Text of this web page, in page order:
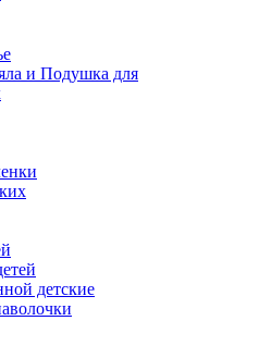
и Подушка для
детские